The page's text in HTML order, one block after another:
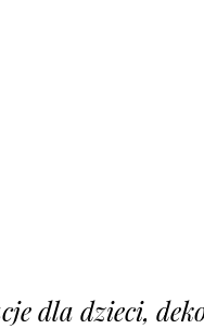
dla dzieci,